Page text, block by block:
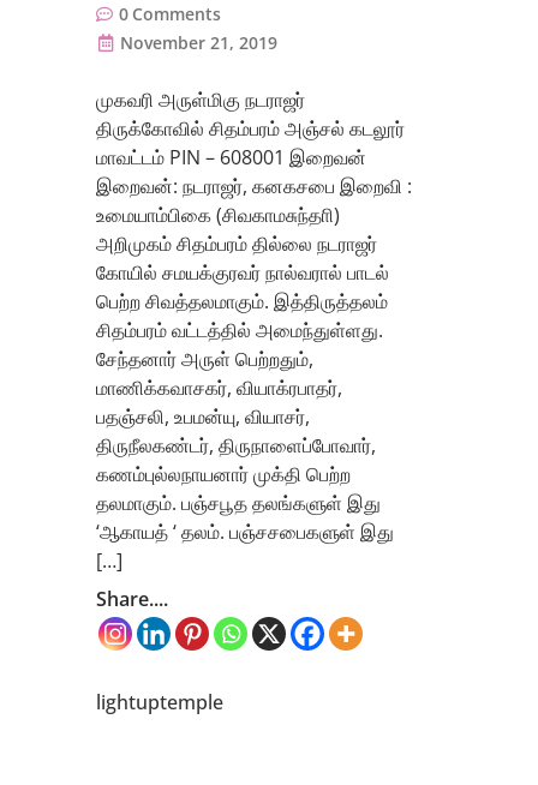
0 Comments
November 21, 2019
முகவரி அருள்மிகு நடராஜர்
திருக்கோவில் சிதம்பரம் அஞ்சல் கடலூர்
மாவட்டம் PIN – 608001 இறைவன்
இறைவன்: நடராஜர், கனகசபை இறைவி :
உமையாம்பிகை (சிவகாமசுந்தாி)
அறிமுகம் சிதம்பரம் தில்லை நடராஜர்
கோயில் சமயக்குரவர் நால்வரால் பாடல்
பெற்ற சிவத்தலமாகும். இத்திருத்தலம்
சிதம்பரம் வட்டத்தில் அமைந்துள்ளது.
சேந்தனார் அருள் பெற்றதும்,
மாணிக்கவாசகர், வியாக்ரபாதர்,
பதஞ்சலி, உபமன்யு, வியாசர்,
திருநீலகண்டர், திருநாளைப்போவார்,
கணம்புல்லநாயனார் முக்தி பெற்ற
தலமாகும். பஞ்சபூத தலங்களுள் இது
‘ஆகாயத் ‘ தலம். பஞ்சசபைகளுள் இது
[…]
Share....
lightuptemple